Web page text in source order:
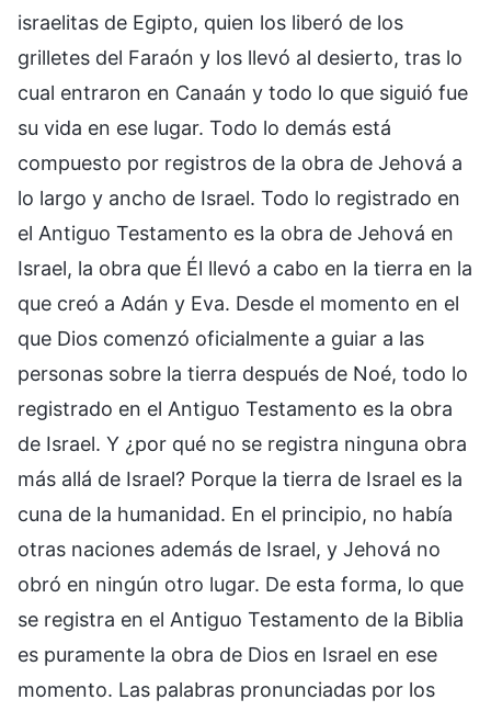
israelitas de Egipto, quien los liberó de los
grilletes del Faraón y los llevó al desierto, tras lo
cual entraron en Canaán y todo lo que siguió fue
su vida en ese lugar. Todo lo demás está
compuesto por registros de la obra de Jehová a
lo largo y ancho de Israel. Todo lo registrado en
el Antiguo Testamento es la obra de Jehová en
Israel, la obra que Él llevó a cabo en la tierra en la
que creó a Adán y Eva. Desde el momento en el
que Dios comenzó oficialmente a guiar a las
personas sobre la tierra después de Noé, todo lo
registrado en el Antiguo Testamento es la obra
de Israel. Y ¿por qué no se registra ninguna obra
más allá de Israel? Porque la tierra de Israel es la
cuna de la humanidad. En el principio, no había
otras naciones además de Israel, y Jehová no
obró en ningún otro lugar. De esta forma, lo que
se registra en el Antiguo Testamento de la Biblia
es puramente la obra de Dios en Israel en ese
momento. Las palabras pronunciadas por los